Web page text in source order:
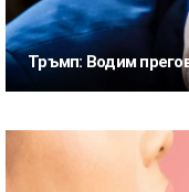
Тръмп: Водим